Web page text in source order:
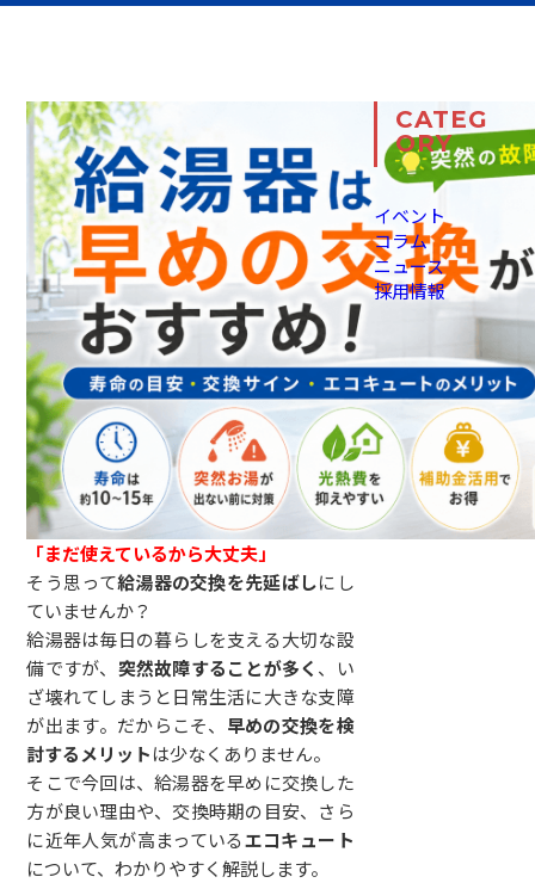
「まだ使えているから大丈夫」
そう思って給湯器の交換を先延ばしにし
ていませんか？
給湯器は毎日の暮らしを支える大切な設
備ですが、 突然故障することが多く 、い
ざ壊れてしまうと日常生活に大きな支障
が出ます。だからこそ、 早めの交換を検
討するメリットは少なくありません。
そこで今回は、給湯器を早めに交換した
方が良い理由や、交換時期の目安、さら
に近年人気が高まっているエコキュート
について、わかりやすく解説します。
CATEG
ORY
イベント
コラム
ニュース
採用情報